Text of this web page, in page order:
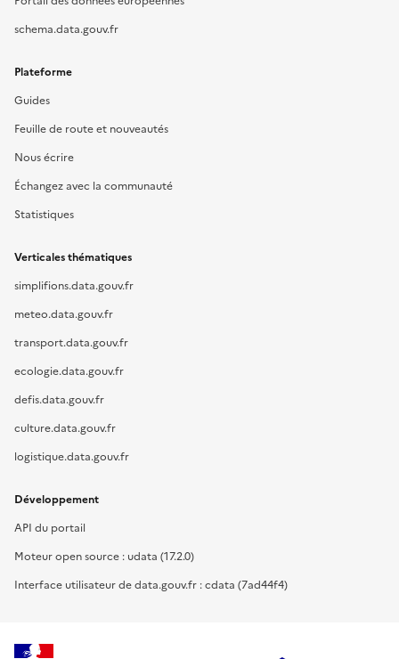
schema.data.gouv.fr
Plateforme
Guides
Feuille de route et nouveautés
Nous écrire
Échangez avec la communauté
Statistiques
Verticales thématiques
simplifions.data.gouv.fr
meteo.data.gouv.fr
transport.data.gouv.fr
ecologie.data.gouv.fr
defis.data.gouv.fr
culture.data.gouv.fr
logistique.data.gouv.fr
Développement
API du portail
Moteur open source : udata (17.2.0)
Interface utilisateur de data.gouv.fr : cdata (7ad44f4)